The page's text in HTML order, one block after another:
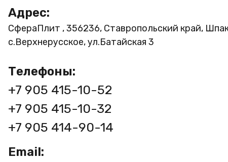
Адрес:
СфераПлит , 356236, Ставропольский край,
с.Верхнерусское, ул.Батайская 3
Телефоны:
+7 905 415-10-52
+7 905 415-10-32
+7 905 414-90-14
Email: